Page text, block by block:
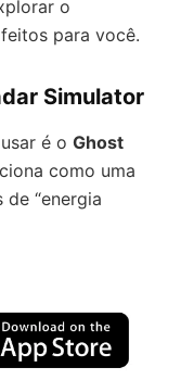
o
para você.
Simulator
é o Ghost
como uma
“energia